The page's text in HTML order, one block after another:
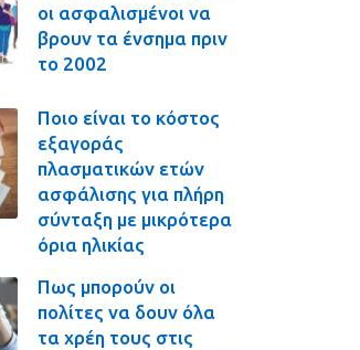
οι ασφαλισμένοι να
βρουν τα ένσημα πριν
το 2002
Ποιο είναι το κόστος
εξαγοράς
πλασματικών ετών
ασφάλισης για πλήρη
σύνταξη με μικρότερα
όρια ηλικίας
Πως μπορούν οι
πολίτες να δουν όλα
τα χρέη τους στις